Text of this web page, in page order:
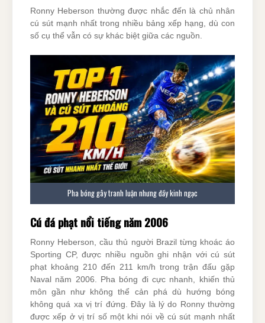
Ronny Heberson thường được nhắc đến là chủ nhân
cú sút mạnh nhất trong nhiều bảng xếp hạng, dù con
số cụ thể vẫn có sự khác biệt giữa các nguồn.
Pha bóng gây tranh luận nhưng đầy kinh ngạc
Cú đá phạt nổi tiếng năm 2006
Ronny Heberson, cầu thủ người Brazil từng khoác áo
Sporting CP, được nhiều nguồn ghi nhận với cú sút
phạt khoảng 210 đến 211 km/h trong trận đấu gặp
Naval năm 2006. Pha bóng đi cực nhanh, khiến thủ
môn gần như không thể cản phá dù hướng bóng
không quá xa vị trí đứng. Đây là lý do Ronny thường
được xếp ở vị trí số một khi nói về cú sút mạnh nhất